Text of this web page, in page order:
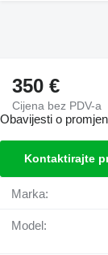
350 €
Cijena bez PDV-a
Obavijesti o
Kontaktirajte
Marka:
Model: